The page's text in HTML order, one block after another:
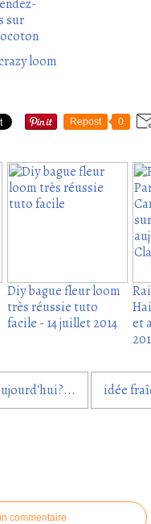
loom
Repost 0
Diy bague fleur loom
très réussie tuto
facile - 14 juillet 2014
et
idée
commentaire